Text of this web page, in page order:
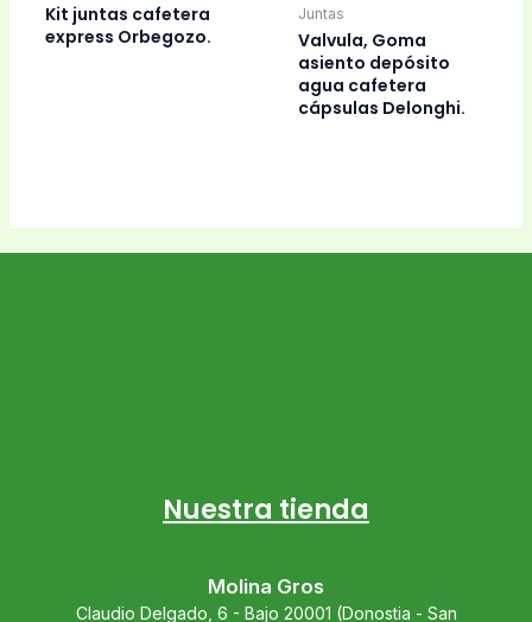
Kit juntas cafetera
express Orbegozo.
Juntas
Valvula, Goma
asiento depósito
agua cafetera
cápsulas Delonghi.
Nuestra tienda
Molina Gros
Claudio Delgado, 6 - Bajo 20001 (Donostia - San